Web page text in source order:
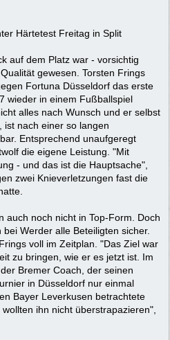
Härtetest Freitag in Split
auf dem Platz war - vorsichtig
gewesen. Torsten Frings
Fortuna Düsseldorf das erste
wieder in einem Fußballspiel
alles nach Wunsch und er selbst
ist nach einer so langen
Entsprechend unaufgeregt
die eigene Leistung. "Mit
- und das ist die Hauptsache",
zwei Knieverletzungen fast die
auch noch nicht in Top-Form. Doch
Werder alle Beteiligten sicher.
voll im Zeitplan. "Das Ziel war
zu bringen, wie er es jetzt ist. Im
Bremer Coach, der seinen
in Düsseldorf nur einmal
Bayer Leverkusen betrachtete
ihn nicht überstrapazieren",